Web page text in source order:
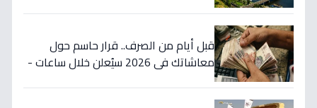
قبل أيام من الصرف.. قرار حاسم حول
معاشاتك في 2026 سيُعلن خلال ساعات -